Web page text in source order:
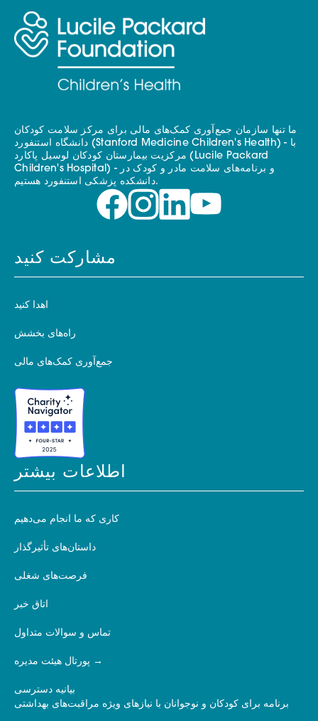
ما تنها سازمان جمع‌آوری کمک‌های مالی برای مرکز سلامت کودکان
دانشگاه استنفورد (Stanford Medicine Children's Health) - با
مرکزیت بیمارستان کودکان لوسیل پاکارد (Lucile Packard
Children's Hospital) - و برنامه‌های سلامت مادر و کودک در
دانشکده پزشکی استنفورد هستیم.
مشارکت کنید
اهدا کنید
راه‌های بخشش
جمع‌آوری کمک‌های مالی
اطلاعات بیشتر
کاری که ما انجام می‌دهیم
داستان‌های تأثیرگذار
فرصت‌های شغلی
اتاق خبر
تماس و سوالات متداول
پورتال هیئت مدیره
بیانیه دسترسی
برنامه برای کودکان و نوجوانان با نیازهای ویژه مراقبت‌های بهداشتی